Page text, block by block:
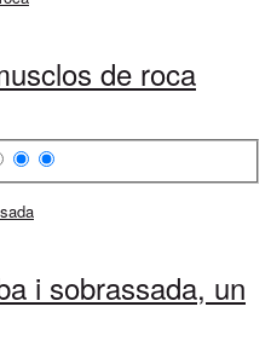
de roca
i sobrassada, un